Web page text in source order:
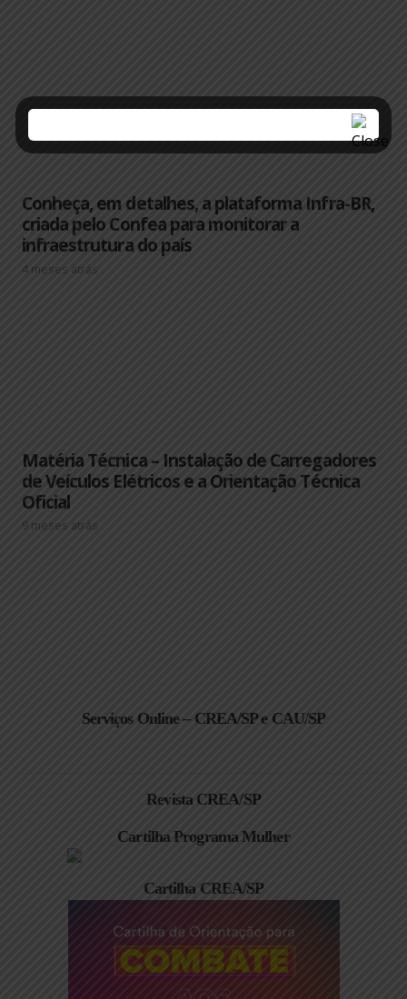
Conheça, em detalhes, a plataforma Infra-BR,
criada pelo Confea para monitorar a
infraestrutura do país
4 meses atrás
Matéria Técnica – Instalação de Carregadores
de Veículos Elétricos e a Orientação Técnica
Oficial
9 meses atrás
Serviços Online – CREA/SP e CAU/SP
Revista CREA/SP
Cartilha Programa Mulher
Cartilha CREA/SP